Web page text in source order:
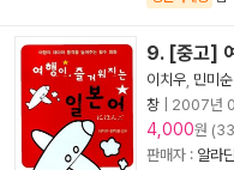
9. [중고]
이치우 민미순
창
2007년
4,000원
판매자 : 알라